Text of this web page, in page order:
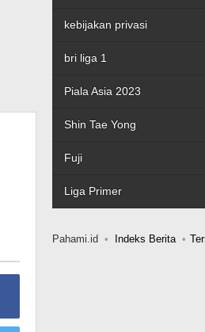
kebijakan privasi
bri liga 1
Piala Asia 2023
Shin Tae Yong
Fuji
Liga Primer
Pahami.id Indeks Berita